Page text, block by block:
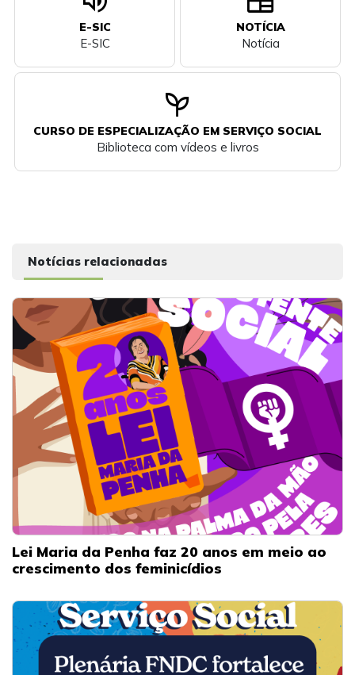
E-SIC
E-SIC
NOTÍCIA
Notícia
psychiatry
CURSO DE ESPECIALIZAÇÃO EM SERVIÇO SOCIAL
Biblioteca com vídeos e livros
Notícias relacionadas
Lei Maria da Penha faz 20 anos em meio ao
crescimento dos feminicídios